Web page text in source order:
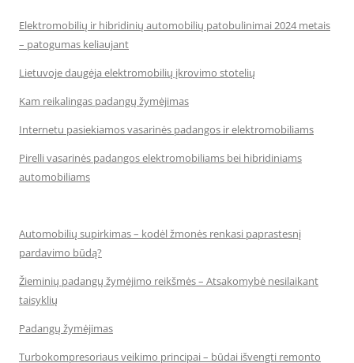
Elektromobilių ir hibridinių automobilių patobulinimai 2024 metais
– patogumas keliaujant
Lietuvoje daugėja elektromobilių įkrovimo stotelių
Kam reikalingas padangų žymėjimas
Internetu pasiekiamos vasarinės padangos ir elektromobiliams
Pirelli vasarinės padangos elektromobiliams bei hibridiniams
automobiliams
Automobilių supirkimas – kodėl žmonės renkasi paprastesnį
pardavimo būdą?
Žieminių padangų žymėjimo reikšmės – Atsakomybė nesilaikant
taisyklių
Padangų žymėjimas
Turbokompresoriaus veikimo principai – būdai išvengti remonto